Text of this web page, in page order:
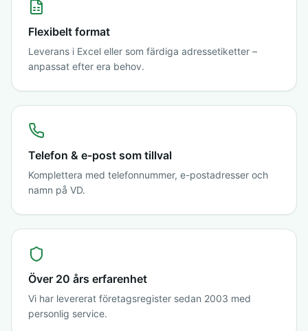
Flexibelt format
Leverans i Excel eller som färdiga adressetiketter –
anpassat efter era behov.
Telefon & e-post som tillval
Komplettera med telefonnummer, e-postadresser och
namn på VD.
Över 20 års erfarenhet
Vi har levererat företagsregister sedan 2003 med
personlig service.